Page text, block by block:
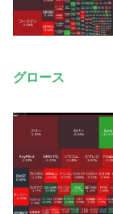
グロース